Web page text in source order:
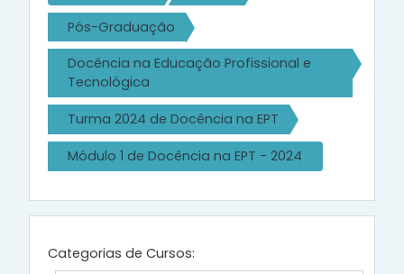
Pós-Graduação
Docência na Educação Profissional e
Tecnológica
Turma 2024 de Docência na EPT
Módulo 1 de Docência na EPT - 2024
Categorias de Cursos: